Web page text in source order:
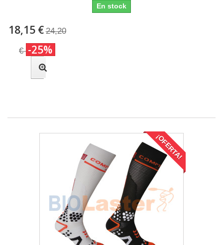
En stock
18,15 € 24,20
€ -25%
¡OFERTA!